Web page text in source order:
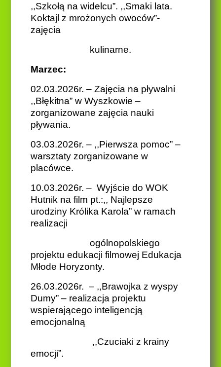
,,Szkołą na widelcu”. ,,Smaki lata.
Koktajl z mrożonych owoców”-
zajęcia
kulinarne.
Marzec:
02.03.2026r. – Zajęcia na pływalni
,,Błękitna” w Wyszkowie –
zorganizowane zajęcia nauki
pływania.
03.03.2026r. – ,,Pierwsza pomoc” –
warsztaty zorganizowane w
placówce.
10.03.2026r. – Wyjście do WOK
Hutnik na film pt.:,, Najlepsze
urodziny Królika Karola” w ramach
realizacji
ogólnopolskiego
projektu edukacji filmowej Edukacja
Młode Horyzonty.
26.03.2026r. – ,,Brawojka z wyspy
Dumy” – realizacja projektu
wspierającego inteligencją
emocjonalną
,,Czuciaki z krainy
emocji”.